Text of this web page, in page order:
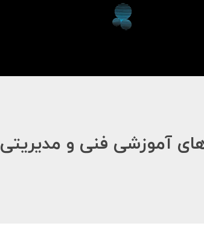
آموزشی فنی و مدیریتی